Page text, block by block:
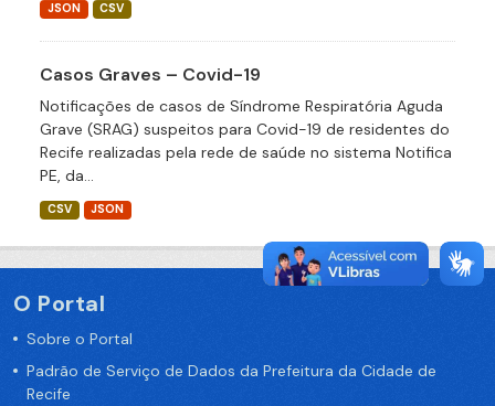
JSON CSV
Casos Graves – Covid-19
Notificações de casos de Síndrome Respiratória Aguda
Grave (SRAG) suspeitos para Covid-19 de residentes do
Recife realizadas pela rede de saúde no sistema Notifica
PE, da...
CSV JSON
O Portal
Sobre o Portal
Padrão de Serviço de Dados da Prefeitura da Cidade de
Recife